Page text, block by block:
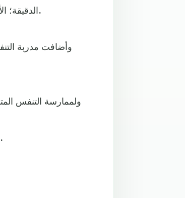
الدقيقة؛ الأمر الذي يترك «تأثيراً منظماً على الجهاز العصبي اللاإرادي»، وفقاً لنيفسا.
وأضافت مدربة
ولممارسة التنفس
كرر هذه العملية لمدة دقيقتين وحاول ملاحظة التغيير في حالتك المزاجية.